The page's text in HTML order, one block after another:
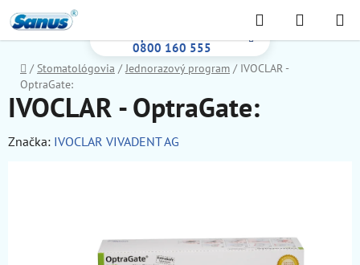
na
obsah
0800 160 555
Hľadať
KOŠÍK
Domov
/ Stomatológovia / Jednorazový program / IVOCLAR -
OptraGate:
IVOCLAR - OptraGate:
Značka: IVOCLAR VIVADENT AG